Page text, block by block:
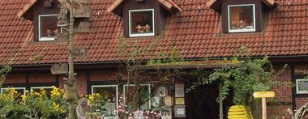
KINDERGRUPPE BIO?-LOGISCH!
DATENSCHUTZRICHTLINIE
SATZUNG
CHRONIK IMKERVEREIN
IMKERN